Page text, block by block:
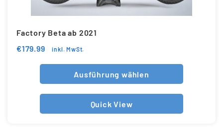
Factory Beta ab 2021
€179.99 inkl. MwSt.
Ausführung wählen
Quick View